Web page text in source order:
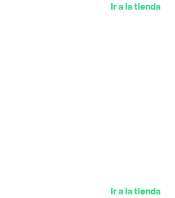
Red
Ir a la tienda
Ir a la tienda